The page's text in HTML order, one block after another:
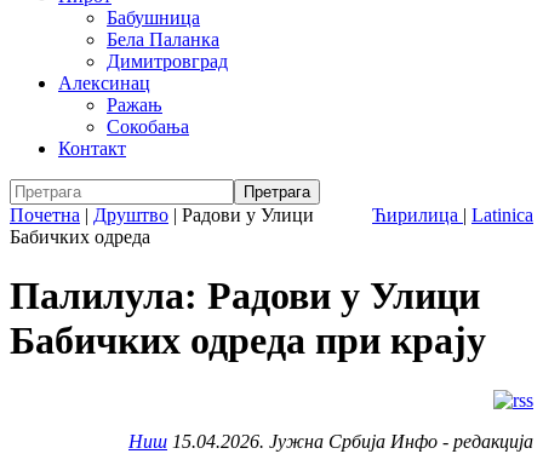
Бабушница
Бела Паланка
Димитровград
Алексинац
Ражањ
Сокобања
Контакт
Ћирилица | Latinica
Почетна | Друштво | Радови у Улици
Бабичких одреда
Палилула: Радови у Улици
Бабичких одреда при крају
Ниш 15.04.2026. Јужна Србија Инфо - редакција